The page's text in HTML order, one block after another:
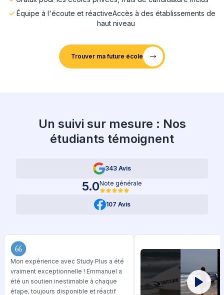
Équipe à l'écoute et réactiveAccès à des établissements de
haut niveau
Trouver ma future école
Un suivi sur mesure : Nos
étudiants témoignent
343 Avis
5.0Note générale
107 Avis
Mon expérience avec Study Plus a été
vraiment exceptionnelle ! Emmanuel a
été un soutien inestimable à chaque
étape, toujours disponible et réactif